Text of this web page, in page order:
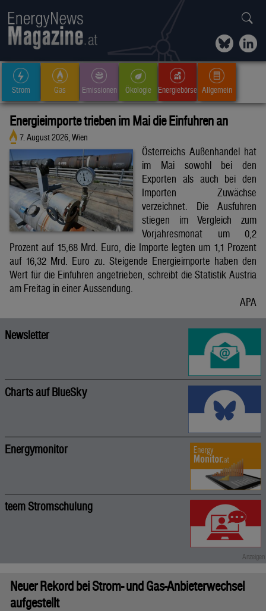
Strom Gas Emissionen Ökologie Energiebörse Allgemein
Energieimporte trieben im Mai die Einfuhren an
7. August 2026, Wien
Österreichs Außenhandel hat
im Mai sowohl bei den
Exporten als auch bei den
Importen Zuwächse
verzeichnet. Die Ausfuhren
stiegen im Vergleich zum
Vorjahresmonat um 0,2
Prozent auf 15,68 Mrd. Euro, die Importe legten um 1,1 Prozent
auf 16,32 Mrd. Euro zu. Steigende Energieimporte haben den
Wert für die Einfuhren angetrieben, schreibt die Statistik Austria
am Freitag in einer Aussendung.
APA
Newsletter
Charts auf BlueSky
Energymonitor
teem Stromschulung
Neuer Rekord bei Strom- und Gas-Anbieterwechsel
aufgestellt